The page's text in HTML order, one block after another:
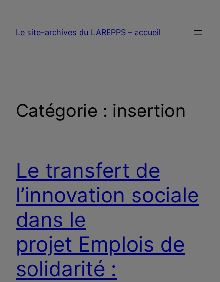
contenu
Le site-archives du LAREPPS – accueil
Catégorie : insertion
Le transfert de
l’innovation sociale
dans le
projet Emplois de
solidarité :